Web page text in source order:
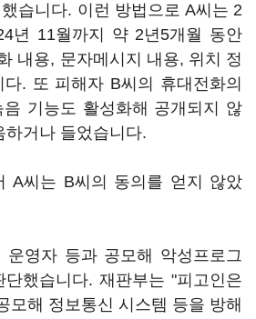
습니다. 이런 방법으로 A씨는 2
년 11월까지 약 2년5개월 동안
내용, 문자메시지 내용, 위치 정
. 또 피해자 B씨의 휴대전화의
기능도 활성화해 공개되지 않
하거나 들었습니다.
A씨는 B씨의 동의를 얻지 않았
영자 등과 공모해 악성프로그
했습니다. 재판부는 "피고인은
모해 정보통신 시스템 등을 방해